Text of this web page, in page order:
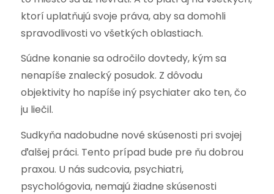
ktorí uplatňujú svoje práva, aby sa domohli
spravodlivosti vo všetkých oblastiach.
Súdne konanie sa odročilo dovtedy, kým sa
nenapíše znalecký posudok. Z dôvodu
objektivity ho napíše iný psychiater ako ten, čo
ju liečil.
Sudkyňa nadobudne nové skúsenosti pri svojej
ďalšej práci. Tento prípad bude pre ňu dobrou
praxou. U nás sudcovia, psychiatri,
psychológovia, nemajú žiadne skúsenosti